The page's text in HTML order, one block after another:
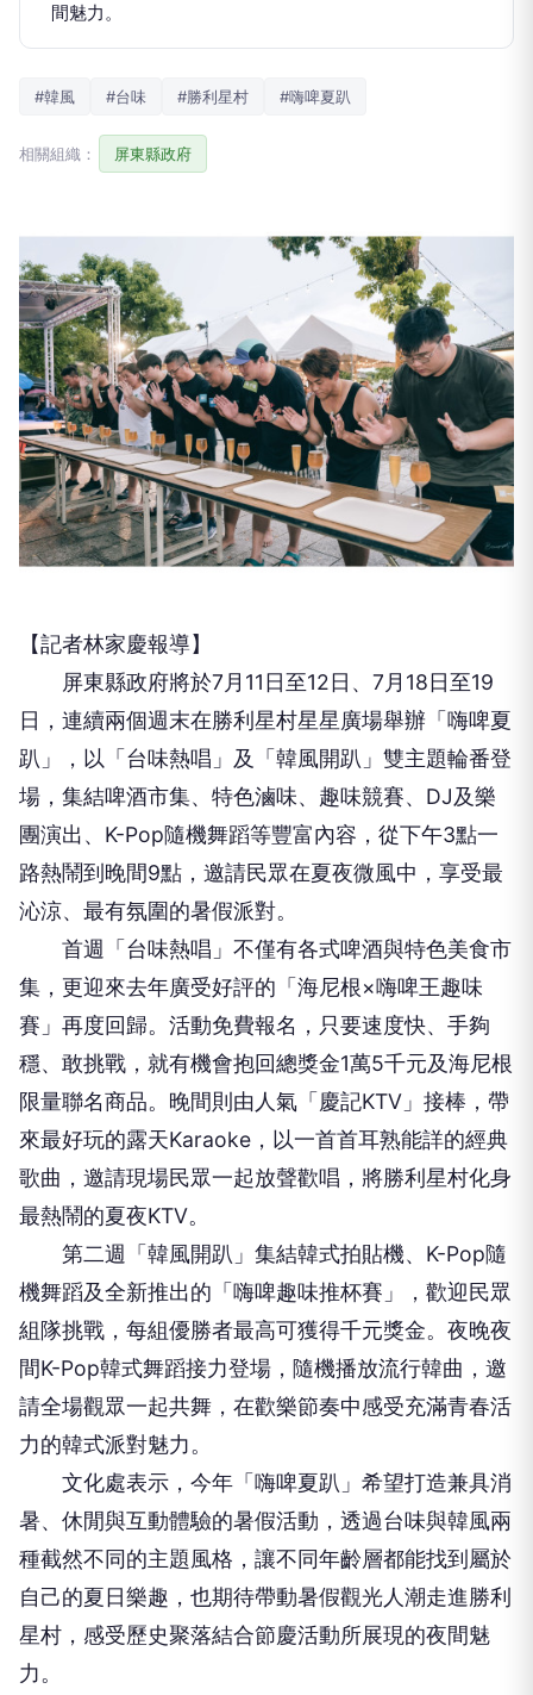
間魅力。
#韓風 #台味 #勝利星村 #嗨啤夏趴
相關組織： 屏東縣政府
【記者林家慶報導】
屏東縣政府將於7月11日至12日、7月18日至19
日，連續兩個週末在勝利星村星星廣場舉辦「嗨啤夏
趴」，以「台味熱唱」及「韓風開趴」雙主題輪番登
場，集結啤酒市集、特色滷味、趣味競賽、DJ及樂
團演出、K-Pop隨機舞蹈等豐富內容，從下午3點一
路熱鬧到晚間9點，邀請民眾在夏夜微風中，享受最
沁涼、最有氛圍的暑假派對。
首週「台味熱唱」不僅有各式啤酒與特色美食市
集，更迎來去年廣受好評的「海尼根×嗨啤王趣味
賽」再度回歸。活動免費報名，只要速度快、手夠
穩、敢挑戰，就有機會抱回總獎金1萬5千元及海尼根
限量聯名商品。晚間則由人氣「慶記KTV」接棒，帶
來最好玩的露天Karaoke，以一首首耳熟能詳的經典
歌曲，邀請現場民眾一起放聲歡唱，將勝利星村化身
最熱鬧的夏夜KTV。
第二週「韓風開趴」集結韓式拍貼機、K-Pop隨
機舞蹈及全新推出的「嗨啤趣味推杯賽」，歡迎民眾
組隊挑戰，每組優勝者最高可獲得千元獎金。夜晚夜
間K-Pop韓式舞蹈接力登場，隨機播放流行韓曲，邀
請全場觀眾一起共舞，在歡樂節奏中感受充滿青春活
力的韓式派對魅力。
文化處表示，今年「嗨啤夏趴」希望打造兼具消
暑、休閒與互動體驗的暑假活動，透過台味與韓風兩
種截然不同的主題風格，讓不同年齡層都能找到屬於
自己的夏日樂趣，也期待帶動暑假觀光人潮走進勝利
星村，感受歷史聚落結合節慶活動所展現的夜間魅
力。